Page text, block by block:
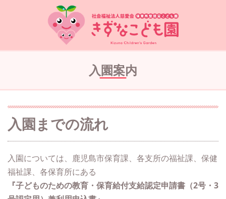
入園案内
入園までの流れ
入園については、鹿児島市保育課、各支所の福祉課、保健
福祉課、各保育所にある
『子どものための教育・保育給付支給認定申請書（2号・3